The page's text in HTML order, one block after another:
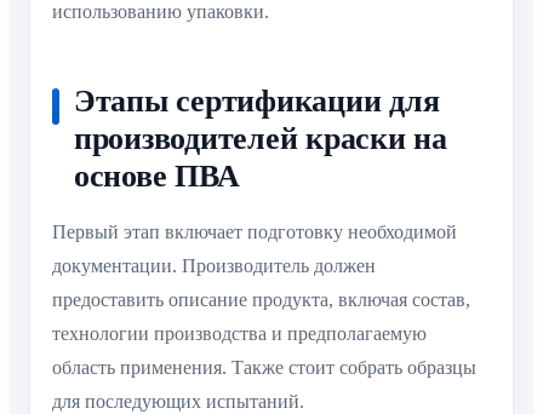
использованию упаковки.
Этапы сертификации для
производителей краски на
основе ПВА
Первый этап включает подготовку необходимой
документации. Производитель должен
предоставить описание продукта, включая состав,
технологии производства и предполагаемую
область применения. Также стоит собрать образцы
для последующих испытаний.